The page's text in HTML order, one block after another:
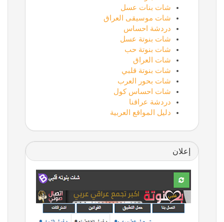
شات بنات عسل
شات موسيقى العراق
دردشة احساس
شات بنوتة عسل
شات بنوتة حب
شات العراق
شات بنوتة قلبي
شات بحور العرب
شات احساس كول
دردشة عراقنا
دليل المواقع العربية
إعلان